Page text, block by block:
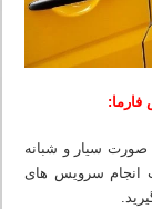
فارما:
صورت سیار و شبانه
انجام سرویس های